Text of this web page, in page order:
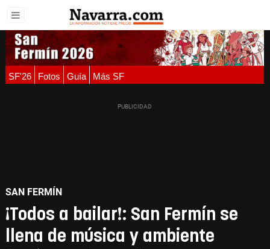
SF'26 Fotos Guía Más SF
SAN FERMÍN
¡Todos a bailar!: San Fermín se
llena de música y ambiente